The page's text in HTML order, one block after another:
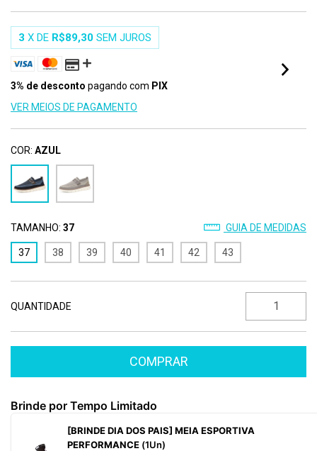
3 X DE R$89,30 SEM JUROS
3% de desconto pagando com PIX
VER MEIOS DE PAGAMENTO
COR: AZUL
TAMANHO: 37 GUIA DE MEDIDAS
37 38 39 40 41 42 43
QUANTIDADE
Brinde por Tempo Limitado
[BRINDE DIA DOS PAIS] MEIA ESPORTIVA
PERFORMANCE (1Un)